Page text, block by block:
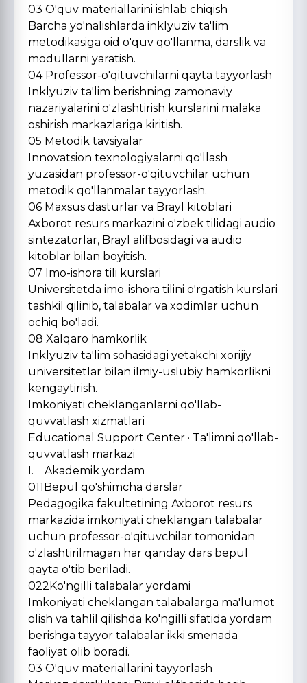
03 O'quv materiallarini ishlab chiqish
Barcha yo'nalishlarda inklyuziv ta'lim
metodikasiga oid o'quv qo'llanma, darslik va
modullarni yaratish.
04 Professor-o'qituvchilarni qayta tayyorlash
Inklyuziv ta'lim berishning zamonaviy
nazariyalarini o'zlashtirish kurslarini malaka
oshirish markazlariga kiritish.
05 Metodik tavsiyalar
Innovatsion texnologiyalarni qo'llash
yuzasidan professor-o'qituvchilar uchun
metodik qo'llanmalar tayyorlash.
06 Maxsus dasturlar va Brayl kitoblari
Axborot resurs markazini o'zbek tilidagi audio
sintezatorlar, Brayl alifbosidagi va audio
kitoblar bilan boyitish.
07 Imo-ishora tili kurslari
Universitetda imo-ishora tilini o'rgatish kurslari
tashkil qilinib, talabalar va xodimlar uchun
ochiq bo'ladi.
08 Xalqaro hamkorlik
Inklyuziv ta'lim sohasidagi yetakchi xorijiy
universitetlar bilan ilmiy-uslubiy hamkorlikni
kengaytirish.
Imkoniyati cheklanganlarni qo'llab-
quvvatlash xizmatlari
Educational Support Center · Ta'limni qo'llab-
quvvatlash markazi
I. Akademik yordam
011Bepul qo'shimcha darslar
Pedagogika fakultetining Axborot resurs
markazida imkoniyati cheklangan talabalar
uchun professor-o'qituvchilar tomonidan
o'zlashtirilmagan har qanday dars bepul
qayta o'tib beriladi.
022Ko'ngilli talabalar yordami
Imkoniyati cheklangan talabalarga ma'lumot
olish va tahlil qilishda ko'ngilli sifatida yordam
berishga tayyor talabalar ikki smenada
faoliyat olib boradi.
03 O'quv materiallarini tayyorlash